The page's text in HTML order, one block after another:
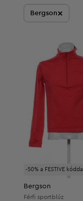
Bergson×
-50% a FESTIVE kóddal
Bergson
Férfi sportblúz